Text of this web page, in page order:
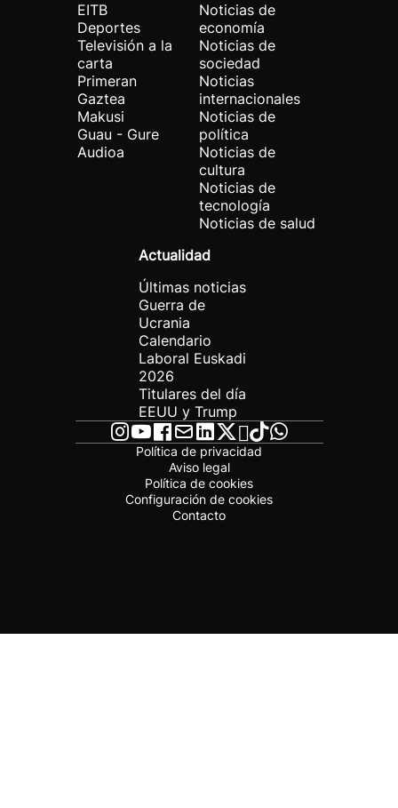
EITB
Deportes
Televisión a la
carta
Primeran
Gaztea
Makusi
Guau - Gure
Audioa
Noticias de
economía
Noticias de
sociedad
Noticias
internacionales
Noticias de
política
Noticias de
cultura
Noticias de
tecnología
Noticias de salud
Actualidad
Últimas noticias
Guerra de
Ucrania
Calendario
Laboral Euskadi
2026
Titulares del día
EEUU y Trump
Política de privacidad
Aviso legal
Política de cookies
Configuración de cookies
Contacto